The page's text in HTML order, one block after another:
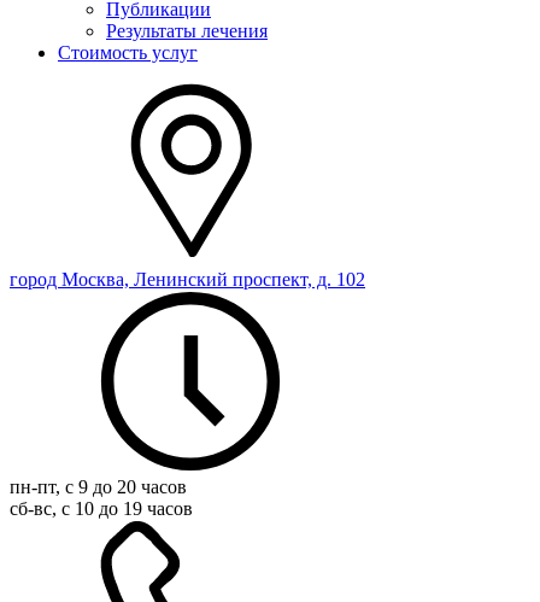
Публикации
Результаты лечения
Стоимость услуг
город Москва, Ленинский проспект, д. 102
пн-пт, с 9 до 20 часов
сб-вс, с 10 до 19 часов